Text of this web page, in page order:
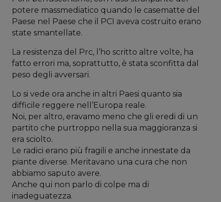
potere massmediatico quando le casematte del
Paese nel Paese che il PCI aveva costruito erano
state smantellate.
La resistenza del Prc, l’ho scritto altre volte, ha
fatto errori ma, soprattutto, è stata sconfitta dal
peso degli avversari.
Lo si vede ora anche in altri Paesi quanto sia
difficile reggere nell’Europa reale.
Noi, per altro, eravamo meno che gli eredi di un
partito che purtroppo nella sua maggioranza si
era sciolto.
Le radici erano più fragili e anche innestate da
piante diverse. Meritavano una cura che non
abbiamo saputo avere.
Anche qui non parlo di colpe ma di
inadeguatezza.